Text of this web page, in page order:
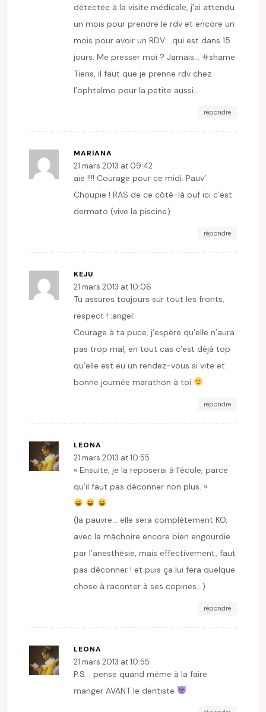
détectée à la visite médicale, j’ai attendu
un mois pour prendre le rdv et encore un
mois pour avoir un RDV… qui est dans 15
jours. Me presser moi ? Jamais… #shame
Tiens, il faut que je prenne rdv chez
l’ophtalmo pour la petite aussi…
répondre
MARIANA
21 mars 2013 at 09:42
aïe !!!! Courage pour ce midi. Pauv’
Choupie ! RAS de ce côté-là ouf ici c’est
dermato (vive la piscine)
répondre
KEJU
21 mars 2013 at 10:06
Tu assures toujours sur tout les fronts,
respect ! :angel:
Courage à ta puce, j’espère qu’elle n’aura
pas trop mal, en tout cas c’est déjà top
qu’elle est eu un rendez-vous si vite et
bonne journée marathon à toi
répondre
LEONA
21 mars 2013 at 10:55
« Ensuite, je la reposerai à l’école, parce
qu’il faut pas déconner non plus. »
(la pauvre… elle sera complètement KO,
avec la mâchoire encore bien engourdie
par l’anesthésie, mais effectivement, faut
pas déconner ! et puis ça lui fera quelque
chose à raconter à ses copines…)
répondre
LEONA
21 mars 2013 at 10:55
P.S. : pense quand même à la faire
manger AVANT le dentiste